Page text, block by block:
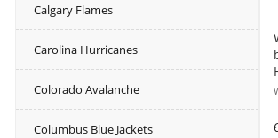
Calgary Flames
Carolina Hurricanes
Colorado Avalanche
Columbus Blue Jackets